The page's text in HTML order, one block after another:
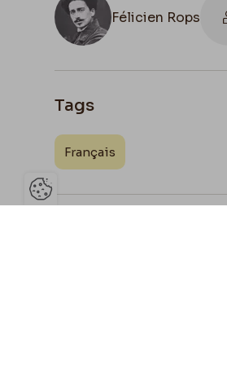
Félicien Rops
Tags
Français
Ouvrir la barre